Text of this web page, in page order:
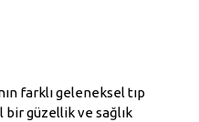
farklı geleneksel tıp
güzellik ve sağlık